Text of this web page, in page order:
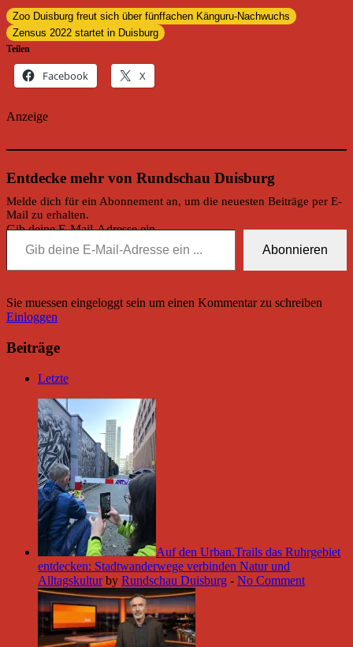
Zoo Duisburg freut sich über fünffachen Känguru-Nachwuchs
Zensus 2022 startet in Duisburg
Teilen
Facebook X
Anzeige
Entdecke mehr von Rundschau Duisburg
Melde dich für ein Abonnement an, um die neuesten Beiträge per E-
Mail zu erhalten.
Gib deine E-Mail-Adresse ein ...
Abonnieren
Sie muessen eingeloggt sein um einen Kommentar zu schreiben
Einloggen
Beiträge
Letzte
Auf den Urban.Trails das Ruhrgebiet
entdecken: Stadtwanderwege verbinden Natur und
Alltagskultur by Rundschau Duisburg - No Comment